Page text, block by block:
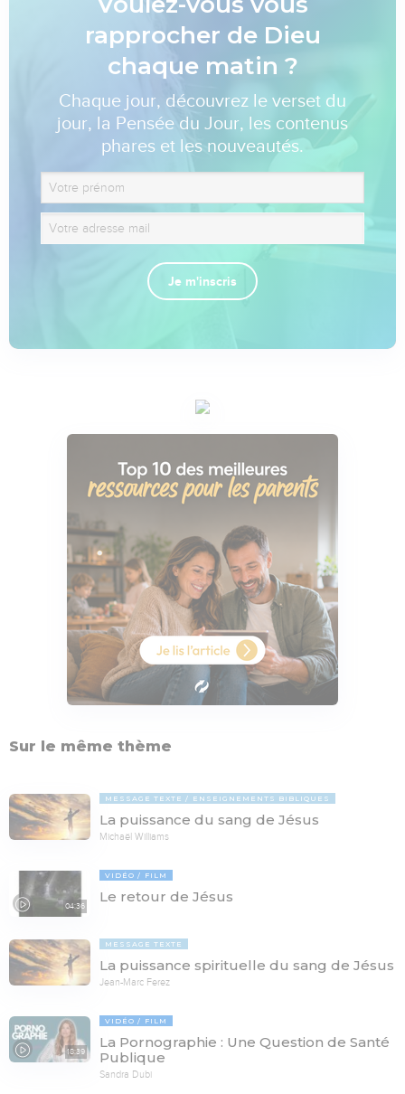
rapprocher de Dieu
chaque matin ?
Chaque jour, découvrez le verset du
jour, la Pensée du Jour, les contenus
phares et les nouveautés.
Je m'inscris
Sur le même thème
MESSAGE TEXTE ENSEIGNEMENTS BIBLIQUES
La puissance du sang de Jésus
Michaël Williams
04:36
VIDÉO FILM
Le retour de Jésus
MESSAGE TEXTE
La puissance spirituelle du sang de Jésus
Jean-Marc Ferez
18:39
VIDÉO FILM
La Pornographie : Une Question de Santé
Publique
Sandra Dubi